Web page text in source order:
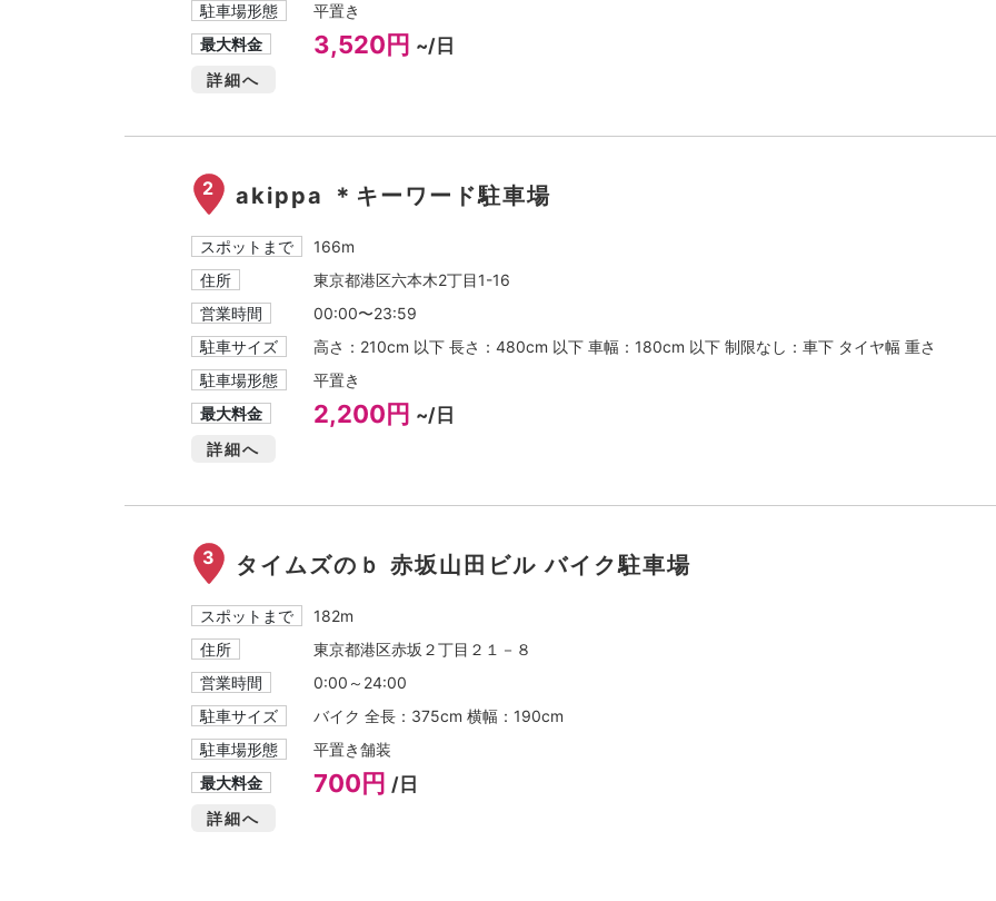
駐車場形態
平置き
最大料金
3,520円 ~/日
詳細へ
2 akippa ＊キーワード駐車場
スポットまで
166m
住所
東京都港区六本木2丁目1-16
営業時間
00:00〜23:59
駐車サイズ
高さ：210cm 以下 長さ：480cm 以下 車幅：180cm 以下 制限なし：車下 タイヤ幅 重さ
駐車場形態
平置き
最大料金
2,200円 ~/日
詳細へ
3 タイムズのｂ 赤坂山田ビル バイク駐車場
スポットまで
182m
住所
東京都港区赤坂２丁目２１－８
営業時間
0:00～24:00
駐車サイズ
バイク 全長：375cm 横幅：190cm
駐車場形態
平置き舗装
最大料金
700円 /日
詳細へ